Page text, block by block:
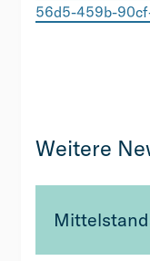
56d5-459b-
Weitere